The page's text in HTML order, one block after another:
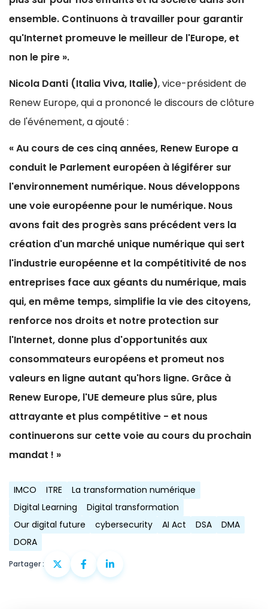
ensemble. Continuons à travailler pour garantir
qu'Internet promeuve le meilleur de l'Europe, et
non le pire ».
Nicola Danti (Italia Viva, Italie), vice-président de
Renew Europe, qui a prononcé le discours de clôture
de l'événement, a ajouté :
« Au cours de ces cinq années, Renew Europe a
conduit le Parlement européen à légiférer sur
l'environnement numérique. Nous développons
une voie européenne pour le numérique. Nous
avons fait des progrès sans précédent vers la
création d'un marché unique numérique qui sert
l'industrie européenne et la compétitivité de nos
entreprises face aux géants du numérique, mais
qui, en même temps, simplifie la vie des citoyens,
renforce nos droits et notre protection sur
l'Internet, donne plus d'opportunités aux
consommateurs européens et promeut nos
valeurs en ligne autant qu'hors ligne. Grâce à
Renew Europe, l'UE demeure plus sûre, plus
attrayante et plus compétitive - et nous
continuerons sur cette voie au cours du prochain
mandat ! »
IMCO ITRE
La transformation numérique
Digital Learning
Digital transformation
Our digital future
cybersecurity AI Act DSA
DMA
DORA
Partager :